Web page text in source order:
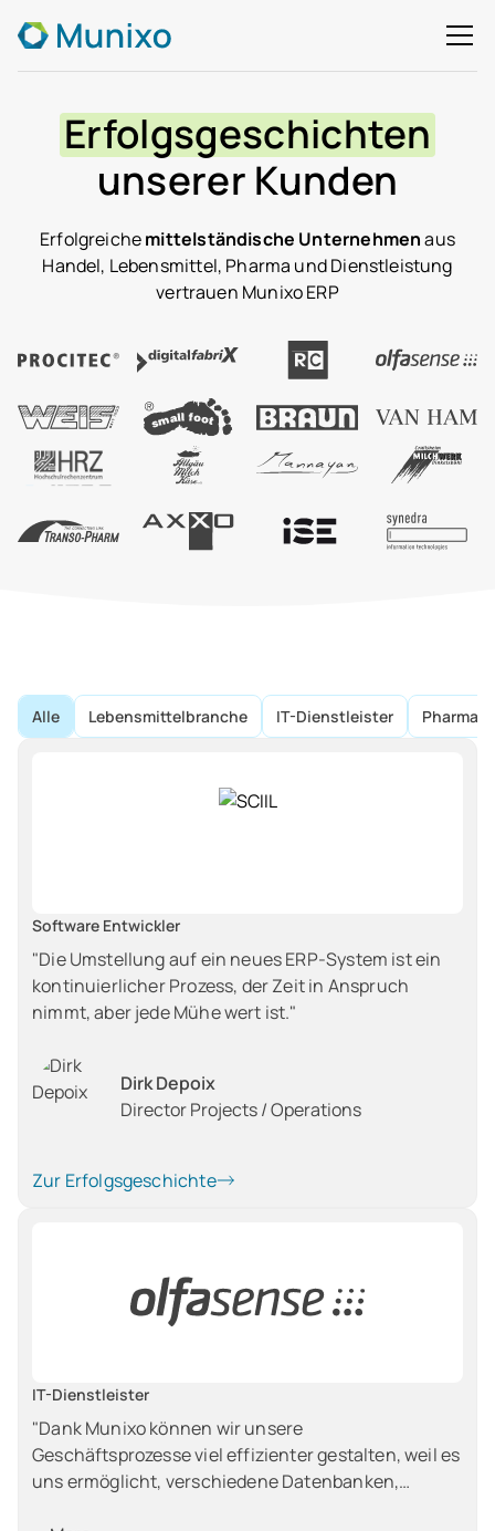
Erfolgsgeschichten
unserer Kunden
Erfolgreichemittelständische Unternehmenaus
Handel, Lebensmittel, Pharma und Dienstleistung
vertrauen Munixo ERP
Alle Lebensmittelbranche IT-Dienstleister Pharma-
Software Entwickler
"Die Umstellung auf ein neues ERP-System ist ein
kontinuierlicher Prozess, der Zeit in Anspruch
nimmt, aber jede Mühe wert ist."
Dirk Depoix
Director Projects / Operations
Zur Erfolgsgeschichte
IT-Dienstleister
"Dank Munixo können wir unsere
Geschäftsprozesse viel effizienter gestalten, weil es
uns ermöglicht, verschiedene Datenbanken,